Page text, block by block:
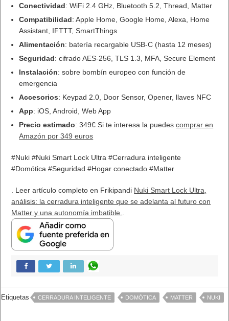
Conectividad: WiFi 2.4 GHz, Bluetooth 5.2, Thread, Matter
Compatibilidad: Apple Home, Google Home, Alexa, Home
Assistant, IFTTT, SmartThings
Alimentación: batería recargable USB-C (hasta 12 meses)
Seguridad: cifrado AES-256, TLS 1.3, MFA, Secure Element
Instalación: sobre bombín europeo con función de
emergencia
Accesorios: Keypad 2.0, Door Sensor, Opener, llaves NFC
App: iOS, Android, Web App
Precio estimado: 349€ Si te interesa la puedescomprar en
Amazón por 349 euros
#Nuki#Nuki Smart Lock Ultra#Cerradura inteligente
#Domótica#Seguridad#Hogar conectado#Matter
. Leer artículo completo en Frikipandi Nuki Smart Lock Ultra,
análisis: la cerradura inteligente que se adelanta al futuro con
Matter y una autonomía imbatible..
Etiquetas CERRADURA INTELIGENTE DOMÓTICA MATTER NUKI